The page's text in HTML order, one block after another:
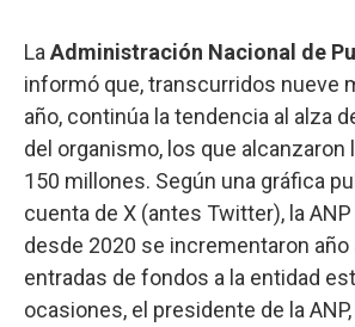
La Administración Nacional de
informó que, transcurridos nueve
año, continúa la tendencia al alza
del organismo, los que alcanzaron
150 millones. Según una gráfica
cuenta de X (antes Twitter), la
desde 2020 se incrementaron año
entradas de fondos a la entidad
ocasiones, el presidente de la ANP,